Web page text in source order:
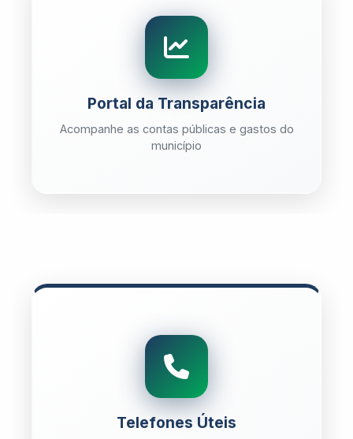
Portal da Transparência
Acompanhe as contas públicas e gastos do
município
Telefones Úteis